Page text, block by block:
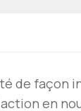
de façon
en